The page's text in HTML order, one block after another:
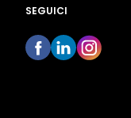
SEGUICI